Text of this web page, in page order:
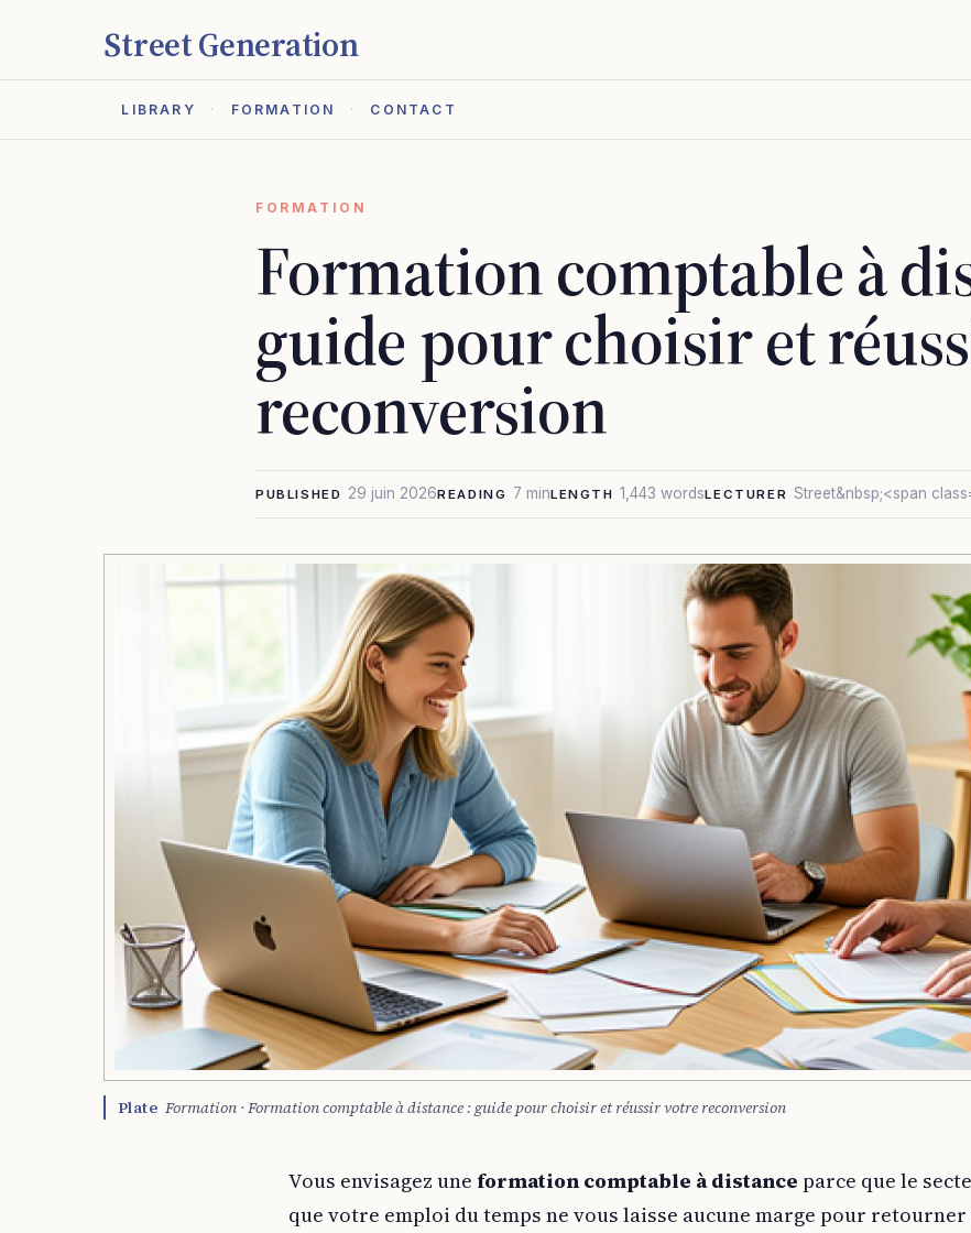
Street Generation
LIBRARY FORMATION CONTACT
FORMATION
Formation comptable à
guide pour choisir et
reconversion
PUBLISHED 29 juin 2026READING 7 minLENGTH 1,443 wordsLECTURER Street&nbsp;<span
Plate Formation · Formation comptable à distance : guide pour choisir et réussir votre reconversion
Vous envisagez une formation comptable à distance parce que le
que votre emploi du temps ne vous laisse aucune marge pour retourner